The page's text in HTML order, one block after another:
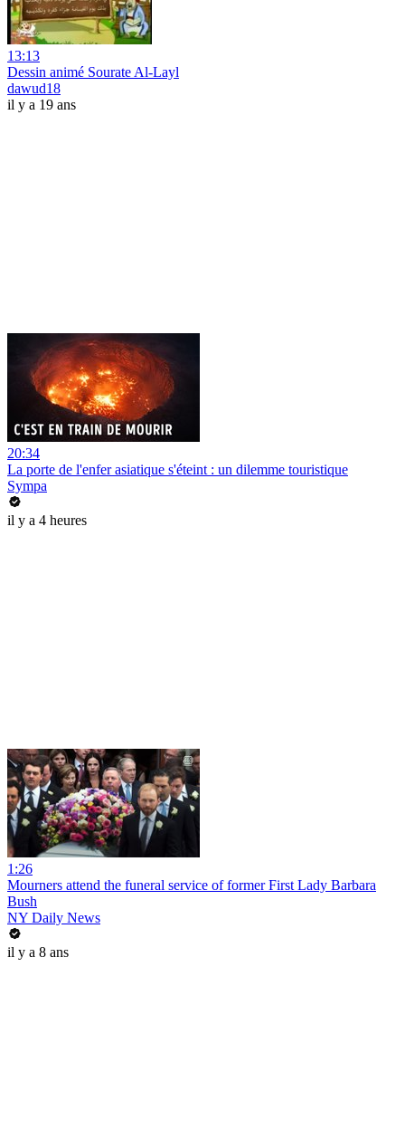
13:13
Dessin animé Sourate Al-Layl
dawud18
il y a 19 ans
20:34
La porte de l'enfer asiatique s'éteint : un dilemme touristique
Sympa
il y a 4 heures
1:26
Mourners attend the funeral service of former First Lady Barbara
Bush
NY Daily News
il y a 8 ans